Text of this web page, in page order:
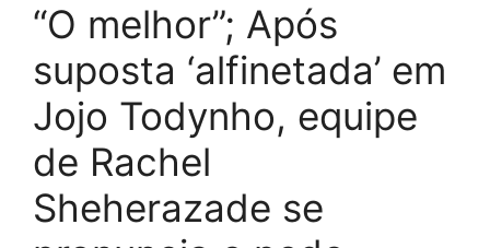
“O melhor”; Após
suposta ‘alfinetada’ em
Jojo Todynho, equipe
de Rachel
Sheherazade se